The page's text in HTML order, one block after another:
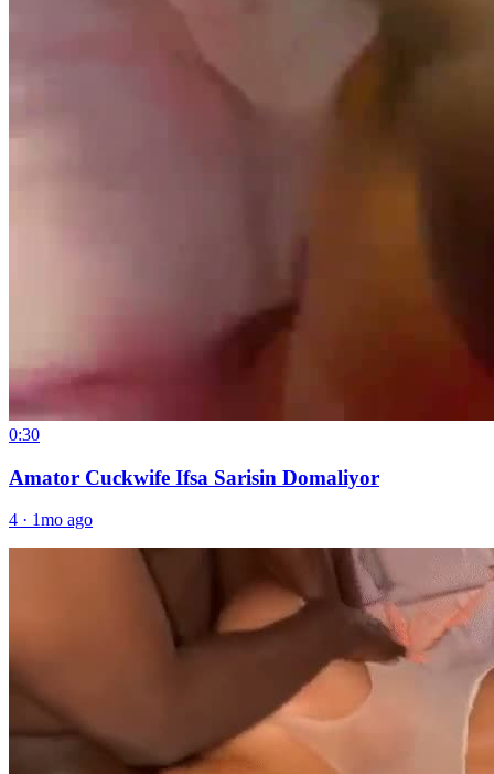
0:30
Amator Cuckwife Ifsa Sarisin Domaliyor
4 · 1mo ago